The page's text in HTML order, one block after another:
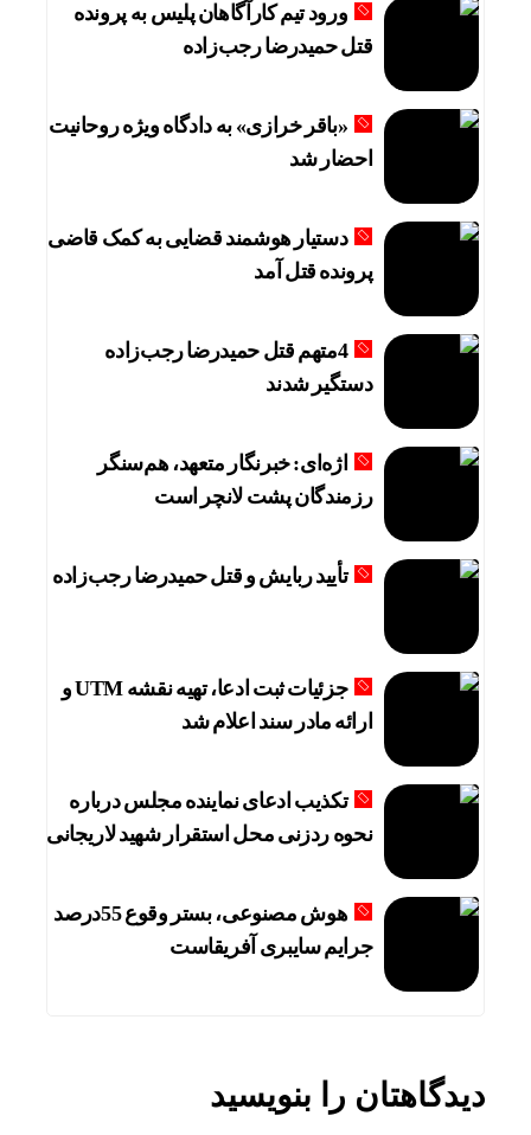
ورود تیم کارآگاهان پلیس به پرونده
قتل حمیدرضا رجب‌زاده
«باقر خرازی» به دادگاه ویژه روحانیت
احضار شد
دستیار هوشمند قضایی به کمک قاضی
پرونده قتل آمد
4متهم قتل حمیدرضا رجب‌زاده
دستگیر شدند
اژه‌ای: خبرنگار متعهد، هم‌سنگر
رزمندگان پشت لانچر است
تأیید ربایش و قتل حمیدرضا رجب‌زاده
جزئیات ثبت ادعا، تهیه نقشه UTM و
ارائه مادر سند اعلام شد
تکذیب ادعای نماینده مجلس درباره
نحوه ردزنی محل استقرار شهید لاریجانی
هوش مصنوعی، بستر وقوع 55درصد
جرایم سایبری آفریقاست
دیدگاهتان را بنویسید